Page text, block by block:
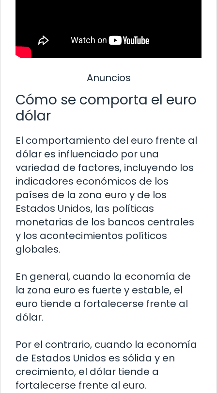
Anuncios
Cómo se comporta el euro
dólar
El comportamiento del euro frente al
dólar es influenciado por una
variedad de factores, incluyendo los
indicadores económicos de los
países de la zona euro y de los
Estados Unidos, las políticas
monetarias de los bancos centrales
y los acontecimientos políticos
globales.
En general, cuando la economía de
la zona euro es fuerte y estable, el
euro tiende a fortalecerse frente al
dólar.
Por el contrario, cuando la economía
de Estados Unidos es sólida y en
crecimiento, el dólar tiende a
fortalecerse frente al euro.